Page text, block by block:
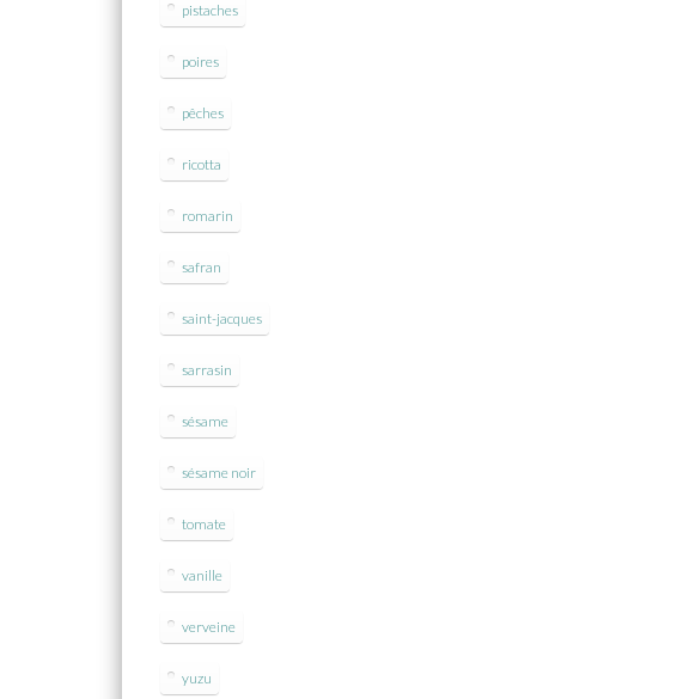
pistaches
poires
pêches
ricotta
romarin
safran
saint-jacques
sarrasin
sésame
sésame noir
tomate
vanille
verveine
yuzu